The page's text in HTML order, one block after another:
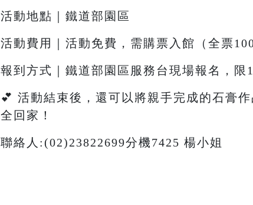
活動地點｜鐵道部園區
活動費用｜活動免費，需購票入館（全票
報到方式｜鐵道部園區服務台現場報名，
💕 活動結束後，還可以將親手完成的石膏
全回家！
聯絡人:(02)23822699分機7425 楊小姐